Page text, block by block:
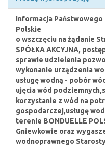
Informacja
Polskie
o wszczęciu na żądanie
SPÓŁKA AKCYJNA,
sprawie udzielenia
wykonanie urządzenia
usługę wodną - pobór
ujęcia wód
korzystanie z wód na
gospodarczej,usługę
terenie BONDUELLE
Gniewkowie oraz
wodnoprawnego